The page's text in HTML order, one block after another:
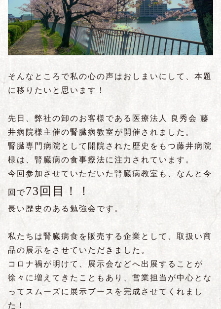
そんなところで私の心の声はおしまいにして、本題
に移りたいと思います！
先日、弊社の卸のお客様である医療法人 良秀会 藤
井病院様主催の腎臓病教室が開催されました。
腎臓専門病院として開院された歴史をもつ藤井病院
様は、腎臓病の食事療法に注力されています。
今回参加させていただいた腎臓病教室も、なんと今
回で73回目！！
長い歴史のある勉強会です。
私たちは腎臓病食を販売する企業として、取扱い商
品の展示をさせていただきました。
コロナ禍が明けて、展示会などへ出展することが
徐々に増えてきたこともあり、営業担当が中心とな
ってスムーズに展示ブースを完成させてくれまし
た！